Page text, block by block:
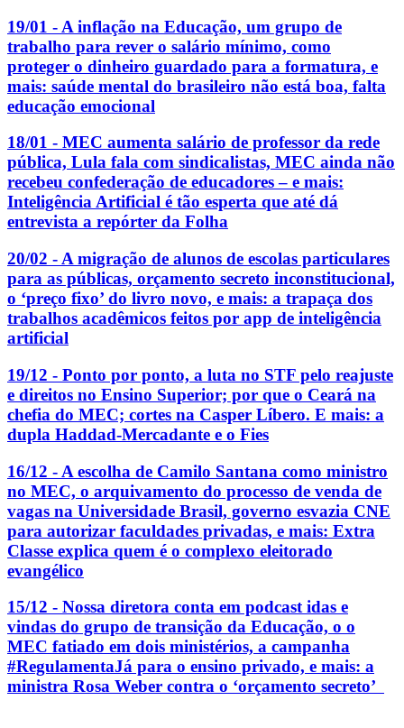
19/01 - A inflação na Educação, um grupo de
trabalho para rever o salário mínimo, como
proteger o dinheiro guardado para a formatura, e
mais: saúde mental do brasileiro não está boa, falta
educação emocional
18/01 - MEC aumenta salário de professor da rede
pública, Lula fala com sindicalistas, MEC ainda não
recebeu confederação de educadores – e mais:
Inteligência Artificial é tão esperta que até dá
entrevista a repórter da Folha
20/02 - A migração de alunos de escolas particulares
para as públicas, orçamento secreto inconstitucional,
o ‘preço fixo’ do livro novo, e mais: a trapaça dos
trabalhos acadêmicos feitos por app de inteligência
artificial
19/12 - Ponto por ponto, a luta no STF pelo reajuste
e direitos no Ensino Superior; por que o Ceará na
chefia do MEC; cortes na Casper Líbero. E mais: a
dupla Haddad-Mercadante e o Fies
16/12 - A escolha de Camilo Santana como ministro
no MEC, o arquivamento do processo de venda de
vagas na Universidade Brasil, governo esvazia CNE
para autorizar faculdades privadas, e mais: Extra
Classe explica quem é o complexo eleitorado
evangélico
15/12 - Nossa diretora conta em podcast idas e
vindas do grupo de transição da Educação, o o
MEC fatiado em dois ministérios, a campanha
#RegulamentaJá para o ensino privado, e mais: a
ministra Rosa Weber contra o ‘orçamento secreto’